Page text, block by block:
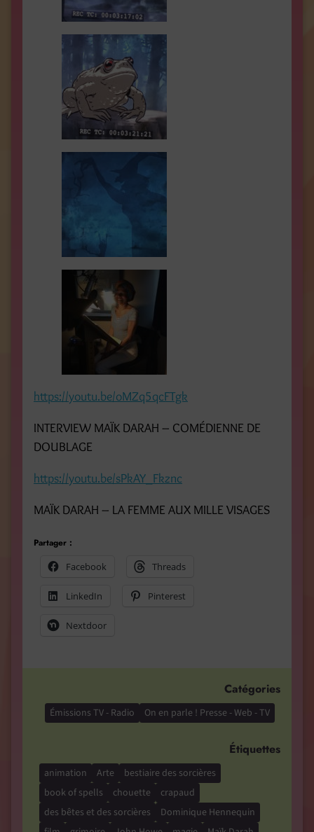
https://youtu.be/oMZq5qcFTgk
INTERVIEW MAÏK DARAH – COMÉDIENNE DE
DOUBLAGE
https://youtu.be/sPkAY_Fkznc
MAÏK DARAH – LA FEMME AUX MILLE VISAGES
Partager :
Facebook
Threads
LinkedIn Pinterest
Nextdoor
Catégories
Émissions TV - Radio On en parle ! Presse - Web - TV
Étiquettes
animation Arte
bestiaire des sorcières
book of spells
chouette
crapaud
des bêtes et des sorcières
Dominique Hennequin